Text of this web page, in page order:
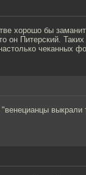
хорошо бы
он Питерский.
чеканных